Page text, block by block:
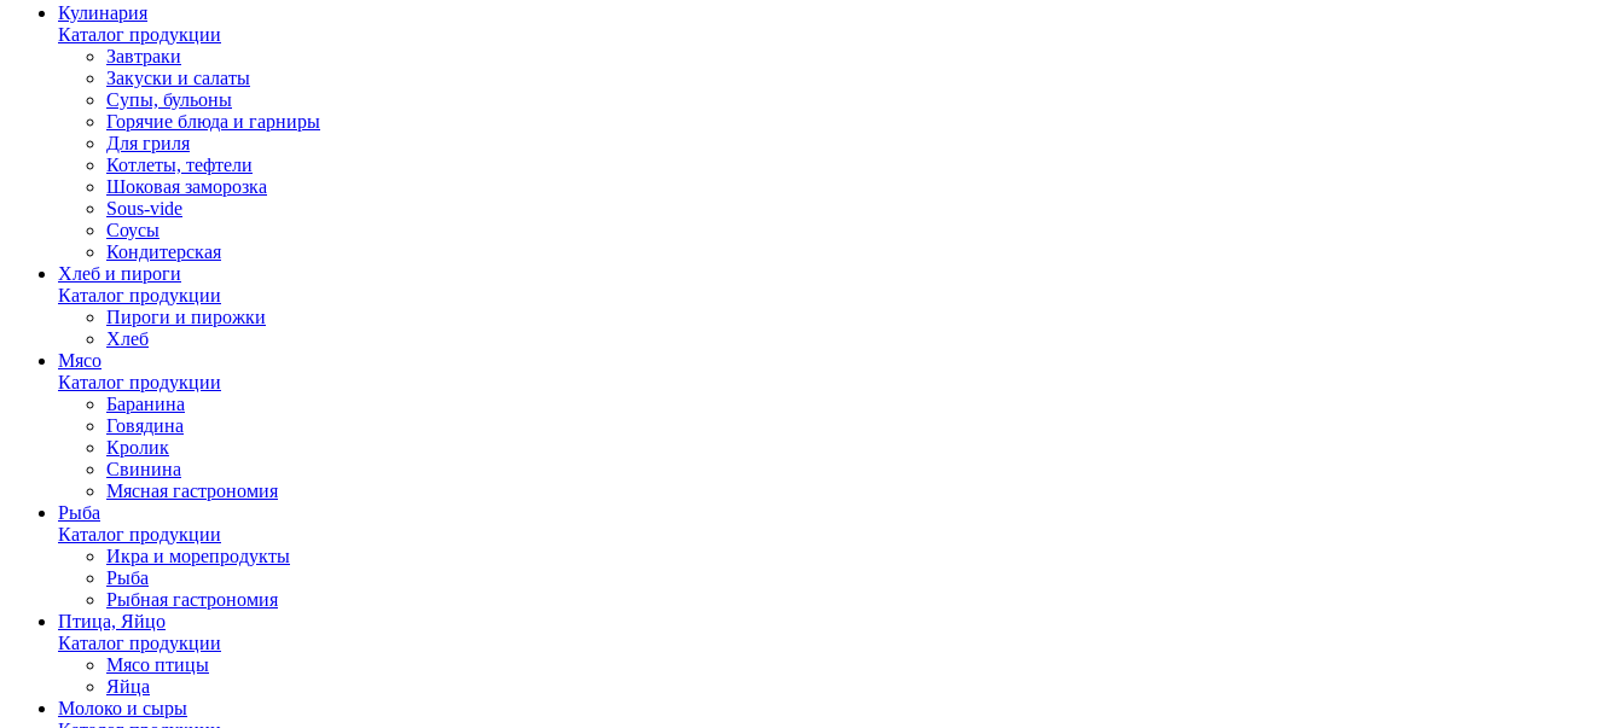
Кулинария
Каталог продукции
Завтраки
Закуски и салаты
Супы, бульоны
Горячие блюда и гарниры
Для гриля
Котлеты, тефтели
Шоковая заморозка
Sous-vide
Соусы
Кондитерская
Хлеб и пироги
Каталог продукции
Пироги и пирожки
Хлеб
Мясо
Каталог продукции
Баранина
Говядина
Кролик
Свинина
Мясная гастрономия
Рыба
Каталог продукции
Икра и морепродукты
Рыба
Рыбная гастрономия
Птица, Яйцо
Каталог продукции
Мясо птицы
Яйца
Молоко и сыры